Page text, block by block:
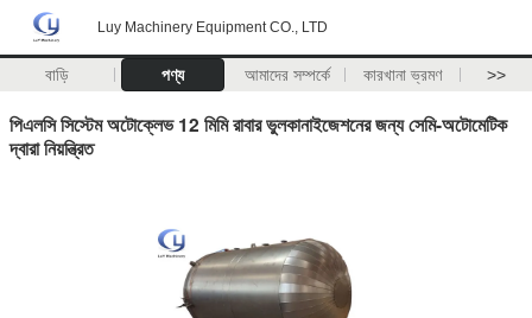
Luy Machinery Equipment CO., LTD
বাড়ি পণ্য আমাদের সম্পর্কে কারখানা ভ্রমণ >>
পিএলসি সিস্টেম অটোক্লেভ 12 মিমি রাবার ভুলকানাইজেশনের জন্য সেমি-অটোমেটিক
দ্বারা নিয়ন্ত্রিত